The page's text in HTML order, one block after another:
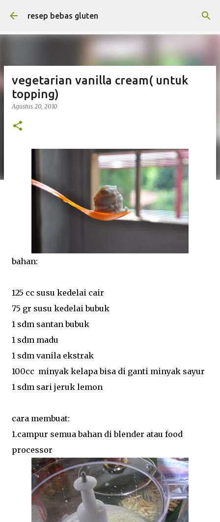
Langsung ke konten utama
resep bebas gluten
vegetarian vanilla cream( untuk
topping)
Agustus 20, 2010
bahan:
125 cc susu kedelai cair
75 gr susu kedelai bubuk
1 sdm santan bubuk
1 sdm madu
1 sdm vanila ekstrak
100cc minyak kelapa bisa di ganti minyak sayur
1 sdm sari jeruk lemon
cara membuat:
1.campur semua bahan di blender atau food
processor